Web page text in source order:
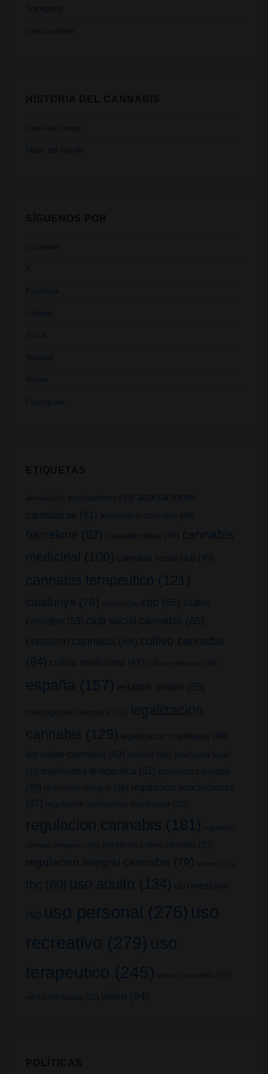
Transporte
Vaporizadores
Linea del tiempo
Mapa del mundo
Instagram
X
Facebook
Linkedin
Tiktok
Youtube
Vimeo
Foursquare
alemania (27) asociaciones (39)
asociaciones
cannabicas (61) autocultivo cannabis (40)
barcelona (82) cannabinoides (45) cannabis
medicinal (100) cannabis social club (45)
cannabis terapeutico (121)
catalunya (76) cañamo (26) cbd (65) clubes
cannabis (53) club social cannabis (65)
consumo cannabis (64) cultivo cannabis
(84) cultivo marihuana (47) cultivo personal (35)
españa (157) estados unidos (55)
investigacion cientifica (39)
legalizacion
cannabis (129) legalizacion marihuana (46)
ley sobre cannabis (49) madrid (38)
marihuana legal
(32)
marihuana terapeutica (51) posesion cannabis
(45) reduccion riesgos (38)
regulacion asociaciones
(47) regulacion autocultivo marihuana (39)
regulacion cannabis (181) regulacion
cannabis terapeutico (25) regulacion cultivo cannabis (33)
regulacion integral cannabis (79) terpenos (25)
thc (80) uso adulto (134) uso medicinal
(42) uso personal (276) uso
recreativo (279) uso
terapeutico (245) venta cannabis (38)
venta marihuana (32) video (64)